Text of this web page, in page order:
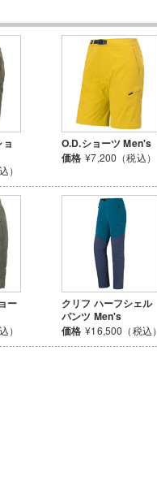
）
O.D.ショーツ Men's
価格 ¥7,200（税込）
ー
）
クリフ ハーフシェル
パンツ Men's
価格 ¥16,500（税込）